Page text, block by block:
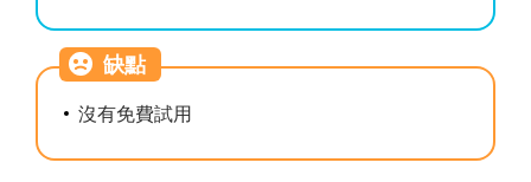
缺點
沒有免費試用